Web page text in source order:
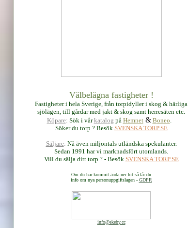
Välbelägna fastigheter !
Fastigheter i hela Sverige, från torpidyller i skog & härliga
sjölägen, till gårdar med jakt & skog samt herresäten etc.
Köpare: Sök i vårkatalog på Hemnet& Boneo.
Söker du torp ? Besök SVENSKA TORP.SE
Säljare: Nå även miljontals utländska spekulanter.
Sedan 1991 har vi marknadsfört utomlands.
Vill du sälja ditt torp ? - Besök SVENSKA TORP.SE
Om du har kommit ända ner hit så får du
info om nya personuppgiftslagen - GDPR
info@ekeby.cc